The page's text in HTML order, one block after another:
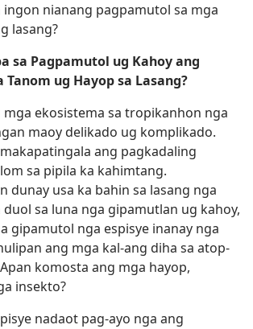
ingon nianang pagpamutol sa mga
lasang?
sa Pagpamutol ug Kahoy ang
ug Hayop sa Lasang?
ekosistema sa tropikanhon nga
maoy delikado ug komplikado.
ang pagkadaling
sa pipila ka kahimtang.
dunay usa ka bahin sa lasang nga
sa luna nga gipamutlan ug kahoy,
gipamutol nga espisye inanay nga
ang mga kal-ang diha sa atop-
komosta ang mga hayop,
insekto?
nadaot pag-ayo nga ang